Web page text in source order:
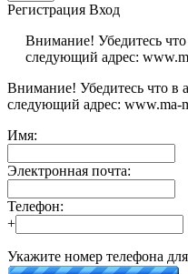
Регистрация Вход
Внимание! Убедитесь что
следующий адрес:
Внимание! Убедитесь что в
следующий адрес: www.ma-
Имя:
Электронная почта:
Телефон:
+
Укажите номер телефона